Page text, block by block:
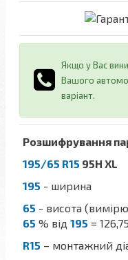
Якщо у Вас
Вашого
варіант.
Розшифрування
195/65 R15 95H XL
195 - ширина
65 - висота
65 % від 195 =
R15 – монтажний